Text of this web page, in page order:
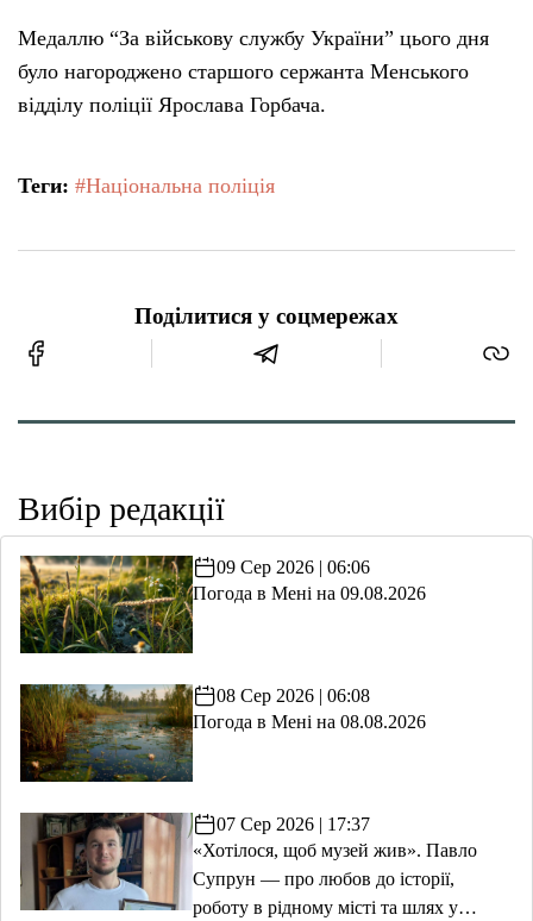
Медаллю “За військову службу України” цього дня
було нагороджено старшого сержанта Менського
відділу поліції Ярослава Горбача.
Теги: #Національна поліція
Поділитися у соцмережах
Вибір редакції
09 Сер 2026 | 06:06
Погода в Мені на 09.08.2026
08 Сер 2026 | 06:08
Погода в Мені на 08.08.2026
07 Сер 2026 | 17:37
«Хотілося, щоб музей жив». Павло
Супрун — про любов до історії,
роботу в рідному місті та шлях у